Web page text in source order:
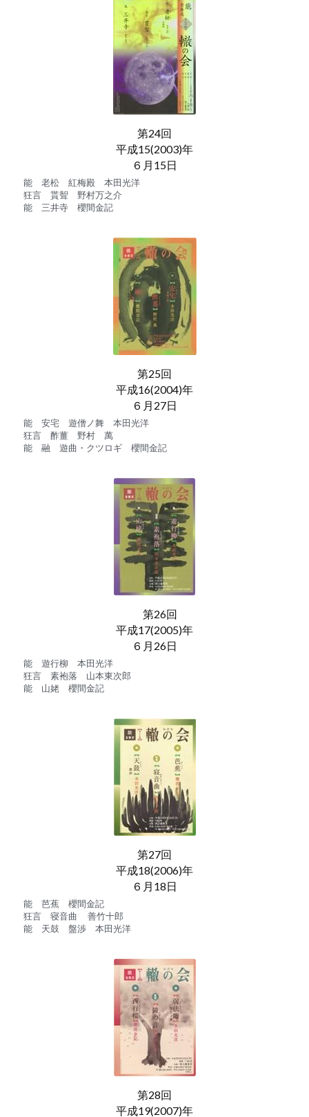
第24回
平成15(2003)年
６月15日
能　老松　紅梅殿　本田光洋
狂言　貰聟　野村万之介
能　三井寺　櫻間金記
第25回
平成16(2004)年
６月27日
能　安宅　遊僧ノ舞　本田光洋
狂言　酢薑　野村　萬
能　融　遊曲・クツロギ　櫻間金記
第26回
平成17(2005)年
６月26日
能　遊行柳　本田光洋
狂言　素袍落　山本東次郎
能　山姥　櫻間金記
第27回
平成18(2006)年
６月18日
能　芭蕉　櫻間金記
狂言　寝音曲 　善竹十郎
能　天鼓　盤渉　本田光洋
第28回
平成19(2007)年